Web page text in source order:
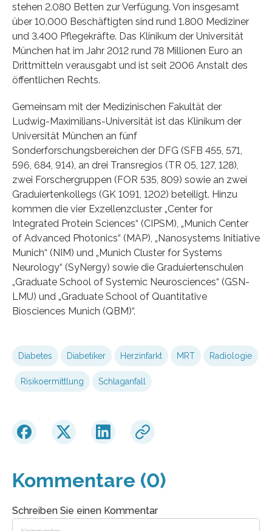
stehen 2.080 Betten zur Verfügung. Von insgesamt
über 10.000 Beschäftigten sind rund 1.800 Mediziner
und 3.400 Pflegekräfte. Das Klinikum der Universität
München hat im Jahr 2012 rund 78 Millionen Euro an
Drittmitteln verausgabt und ist seit 2006 Anstalt des
öffentlichen Rechts.
Gemeinsam mit der Medizinischen Fakultät der
Ludwig-Maximilians-Universität ist das Klinikum der
Universität München an fünf
Sonderforschungsbereichen der DFG (SFB 455, 571,
596, 684, 914), an drei Transregios (TR 05, 127, 128),
zwei Forschergruppen (FOR 535, 809) sowie an zwei
Graduiertenkollegs (GK 1091, 1202) beteiligt. Hinzu
kommen die vier Exzellenzcluster „Center for
Integrated Protein Sciences“ (CIPSM), „Munich Center
of Advanced Photonics“ (MAP), „Nanosystems Initiative
Munich“ (NIM) und „Munich Cluster for Systems
Neurology“ (SyNergy) sowie die Graduiertenschulen
„Graduate School of Systemic Neurosciences“ (GSN-
LMU) und „Graduate School of Quantitative
Biosciences Munich (QBM)“.
Diabetes Diabetiker Herzinfarkt MRT Radiologie
Risikoermittlung Schlaganfall
Kommentare (0)
Schreiben Sie einen Kommentar